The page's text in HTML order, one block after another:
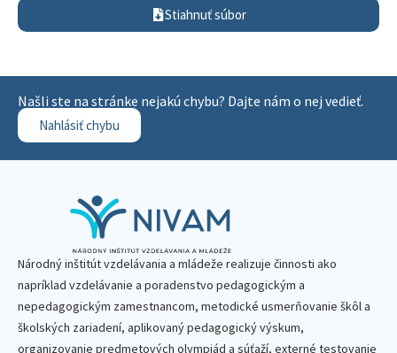
Stiahnuť súbor
Našli ste na stránke nejakú chybu? Dajte nám o nej vedieť.
Nahlásiť chybu
Národný inštitút vzdelávania a mládeže realizuje činnosti ako
napríklad vzdelávanie a poradenstvo pedagogickým a
nepedagogickým zamestnancom, metodické usmerňovanie škôl a
školských zariadení, aplikovaný pedagogický výskum,
organizovanie predmetových olympiád a súťaží, externé testovanie